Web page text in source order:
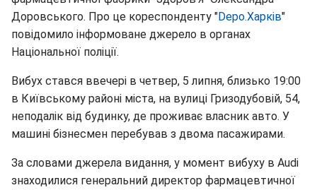
Доровського. Про це кореспонденту "Depo.Харків"
повідомило інформоване джерело в органах
Національної поліції.
Вибух стався ввечері в четвер, 5 липня, близько 19:00
в Київському районі міста, на вулиці Гризодубовій, 54,
неподалік від будинку, де проживає власник авто. У
машині бізнесмен перебував з двома пасажирами.
За словами джерела видання, у момент вибуху в Audi
знаходилися генеральний директор фармацевтичної